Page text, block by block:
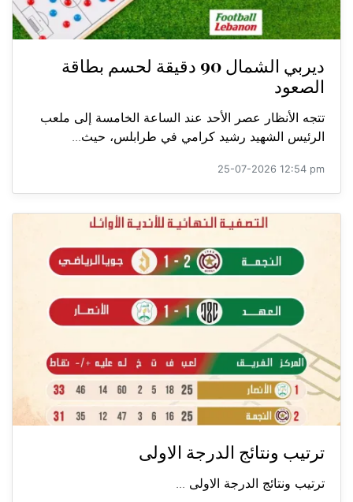
ديربي الشمال 90 دقيقة لحسم بطاقة
الصعود
تتجه الأنظار عصر الأحد عند الساعة الخامسة إلى ملعب
الرئيس الشهيد رشيد كرامي في طرابلس، حيث...
25-07-2026 12:54 pm
ترتيب ونتائج الدرجة الاولى
ترتيب ونتائج الدرجة الاولى ...